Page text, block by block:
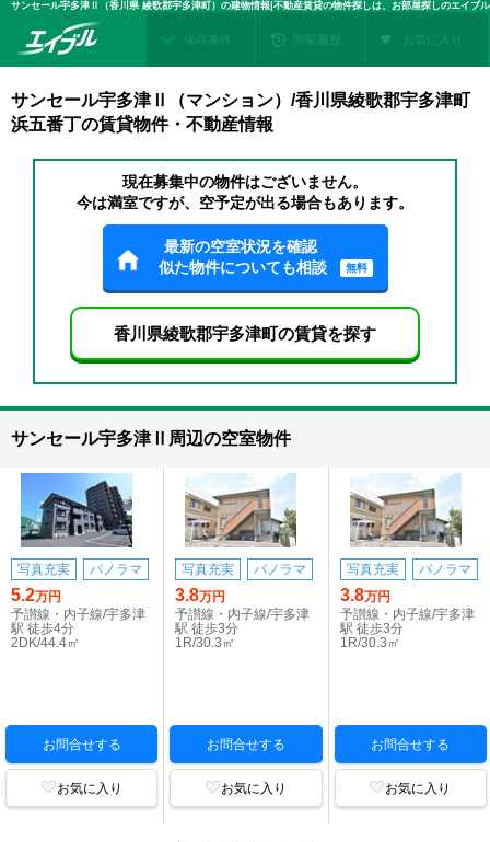
サンセール宇多津Ⅱ（香川県 綾歌郡宇多津町）の建物情報|不動産賃貸の物件探しは、お部屋探しのエイブル
保存条件 閲覧履歴 お気に入り
サンセール宇多津Ⅱ（マンション）/香川県綾歌郡宇多津町
浜五番丁の賃貸物件・不動産情報
現在募集中の物件はございません。
今は満室ですが、空予定が出る場合もあります。
最新の空室状況を確認
似た物件についても相談
無料
香川県綾歌郡宇多津町の賃貸を探す
サンセール宇多津Ⅱ周辺の空室物件
写真充実 パノラマ
5.2万円
予讃線・内子線/宇多津
駅 徒歩4分
2DK/44.4㎡
お問合せする
お気に入り
写真充実 パノラマ
3.8万円
予讃線・内子線/宇多津
駅 徒歩3分
1R/30.3㎡
お問合せする
お気に入り
写真充実 パノラマ
3.8万円
予讃線・内子線/宇多津
駅 徒歩3分
1R/30.3㎡
お問合せする
お気に入り